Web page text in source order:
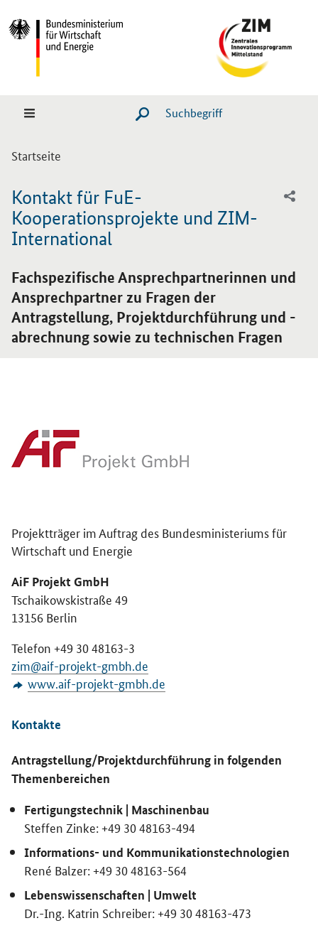
SUCHE STARTEN
Sie sind hier:
Startseite
Kontakt für FuE-
Kooperationsprojekte und ZIM-
International
Fachspezifische Ansprechpartnerinnen und
Ansprechpartner zu Fragen der
Antragstellung, Projektdurchführung und -
abrechnung sowie zu technischen Fragen
Projektträger im Auftrag des Bundesministeriums für
Wirtschaft und Energie
AiF Projekt GmbH
Tschaikowskistraße 49
13156 Berlin
Telefon +49 30 48163-3
zim@aif-projekt-gmbh.de
www.aif-projekt-gmbh.de
Kontakte
Antragstellung/Projektdurchführung in folgenden
Themenbereichen
Fertigungstechnik | Maschinenbau
Steffen Zinke: +49 30 48163-494
Informations- und Kommunikationstechnologien
René Balzer: +49 30 48163-564
Lebenswissenschaften | Umwelt
Dr.-Ing. Katrin Schreiber: +49 30 48163-473